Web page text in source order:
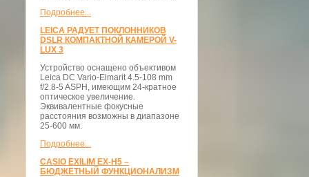
Подробнее...
LEICA РАДУЕТ ПОКЛОННИКОВ
DSLR КОМПАКТНОЙ КАМЕРОЙ V-
LUX 3
Устройство оснащено объективом
Leica DC Vario-Elmarit 4.5-108 mm
f/2.8-5 ASPH, имеющим 24-кратное
оптическое увеличение.
Эквивалентные фокусные
расстояния возможны в диапазоне
25-600 мм.
Подробнее...
CASIO EXILIM EX-H5 –
БЮДЖЕТНЫЙ ФУНКЦИОНАЛИЗМ